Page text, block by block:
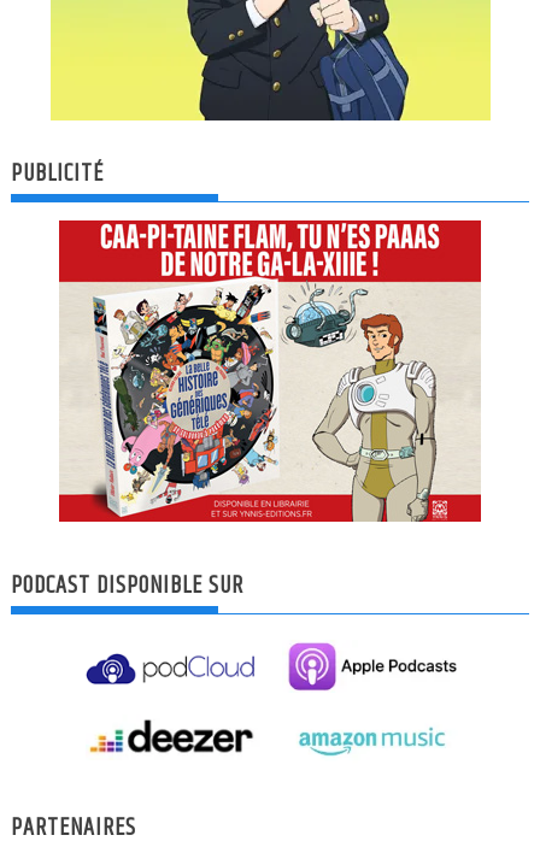
PUBLICITÉ
PODCAST DISPONIBLE SUR
PARTENAIRES